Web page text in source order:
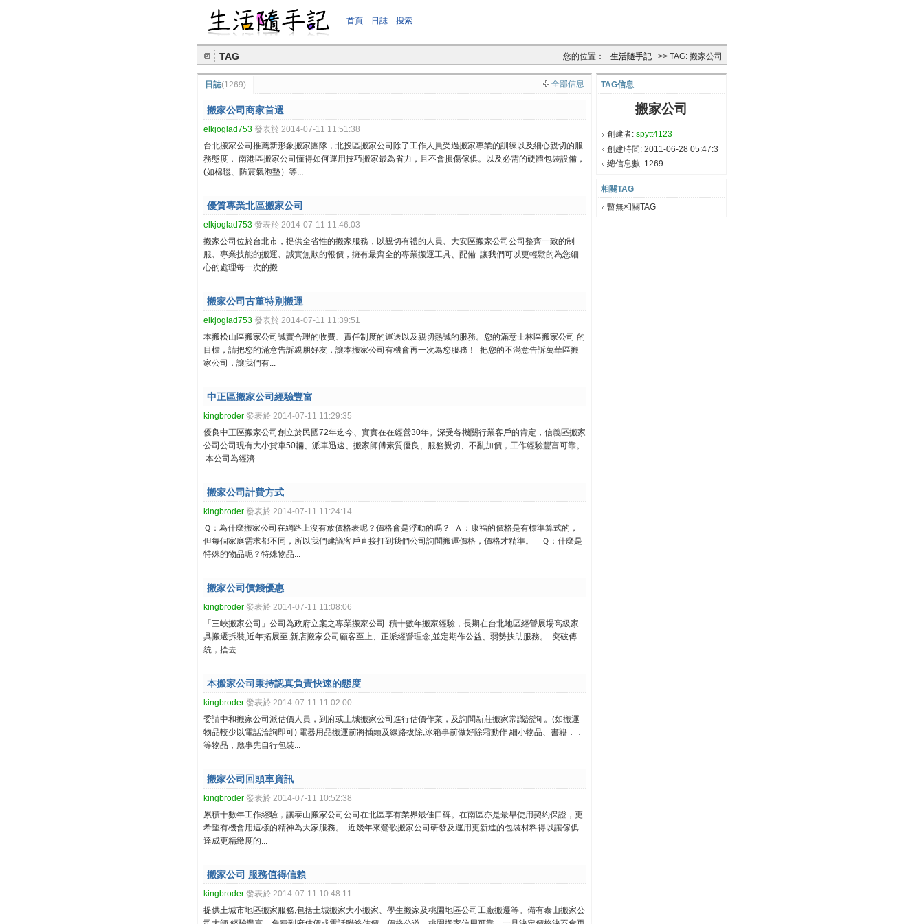
首頁 日誌 搜索
您的位置： 生活隨手記 >> TAG: 搬家公司
TAG
TAG信息
搬家公司
創建者: spytt4123
創建時間: 2011-06-28 05:47:3
3
總信息數: 1269
相關TAG
暫無相關TAG
全部信息
日誌(1269)
搬家公司商家首選
elkjoglad753 發表於 2014-07-11 11:51:38
台北搬家公司推薦新形象搬家團隊，北投區搬家公司除了工作人員受過搬家專業的訓練以及細心親切的服
務態度， 南港區搬家公司懂得如何運用技巧搬家最為省力，且不會損傷傢俱。以及必需的硬體包裝設備，
(如棉毯、防震氣泡墊）等...
優質專業北區搬家公司
elkjoglad753 發表於 2014-07-11 11:46:03
搬家公司位於台北市，提供全省性的搬家服務，以親切有禮的人員、大安區搬家公司公司整齊一致的制
服、專業技能的搬運、誠實無欺的報價，擁有最齊全的專業搬運工具、配備 讓我們可以更輕鬆的為您細
心的處理每一次的搬...
搬家公司古董特別搬運
elkjoglad753 發表於 2014-07-11 11:39:51
本搬松山區搬家公司誠實合理的收費、責任制度的運送以及親切熱誠的服務。您的滿意士林區搬家公司 的
目標，請把您的滿意告訴親朋好友，讓本搬家公司有機會再一次為您服務！ 把您的不滿意告訴萬華區搬
家公司，讓我們有...
中正區搬家公司經驗豐富
kingbroder 發表於 2014-07-11 11:29:35
優良中正區搬家公司創立於民國72年迄今、實實在在經營30年。深受各機關行業客戶的肯定，信義區搬家
公司公司現有大小貨車50輛、派車迅速、搬家師傅素質優良、服務親切、不亂加價，工作經驗豐富可靠。
本公司為經濟...
搬家公司計費方式
kingbroder 發表於 2014-07-11 11:24:14
Ｑ：為什麼搬家公司在網路上沒有放價格表呢？價格會是浮動的嗎？ Ａ：康福的價格是有標準算式的，
但每個家庭需求都不同，所以我們建議客戶直接打到我們公司詢問搬運價格，價格才精準。 Ｑ：什麼是
特殊的物品呢？特殊物品...
搬家公司價錢優惠
kingbroder 發表於 2014-07-11 11:08:06
「三峽搬家公司」公司為政府立案之專業搬家公司 積十數年搬家經驗，長期在台北地區經營展場高級家
具搬遷拆裝,近年拓展至,新店搬家公司顧客至上、正派經營理念,並定期作公益、弱勢扶助服務。 突破傳
統，捨去...
本搬家公司秉持認真負責快速的態度
kingbroder 發表於 2014-07-11 11:02:00
委請中和搬家公司派估價人員，到府或土城搬家公司進行估價作業，及詢問新莊搬家常識諮詢 。(如搬運
物品較少以電話洽詢即可) 電器用品搬運前將插頭及線路拔除,冰箱事前做好除霜動作 細小物品、書籍．．
等物品，應事先自行包裝...
搬家公司回頭車資訊
kingbroder 發表於 2014-07-11 10:52:38
累積十數年工作經驗，讓泰山搬家公司公司在北區享有業界最佳口碑。在南區亦是最早使用契約保證，更
希望有機會用這樣的精神為大家服務。 近幾年來鶯歌搬家公司研發及運用更新進的包裝材料得以讓傢俱
達成更精緻度的...
搬家公司 服務值得信賴
kingbroder 發表於 2014-07-11 10:48:11
提供土城市地區搬家服務,包括土城搬家大小搬家、學生搬家及桃園地區公司工廠搬遷等。備有泰山搬家公